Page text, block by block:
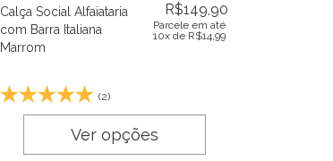
Calça Social Alfaiataria
com Barra Italiana
Marrom
R$149,90
Parcele em até
10x de R$14,99
(2)
Ver opções